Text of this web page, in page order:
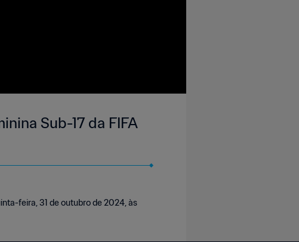
Sub-17 da FIFA
feira, 31 de outubro de 2024, às